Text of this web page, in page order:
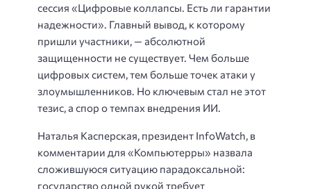
сессия «Цифровые коллапсы. Есть ли гарантии
надежности». Главный вывод, к которому
пришли участники, — абсолютной
защищенности не существует. Чем больше
цифровых систем, тем больше точек атаки у
злоумышленников. Но ключевым стал не этот
тезис, а спор о темпах внедрения ИИ.
Наталья Касперская, президент InfoWatch, в
комментарии для «Компьютерры» назвала
сложившуюся ситуацию парадоксальной:
государство одной рукой требует